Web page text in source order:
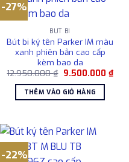
-27%
BÚT BI
Bút bi ký tên Parker IM màu
xanh phiên bản cao cấp
kèm bao da
12.950.000₫ Giá
là:
12.950.000 ₫.
9.500.000 ₫Giá
hiện
THÊM VÀO GIỎ HÀNG
-22%